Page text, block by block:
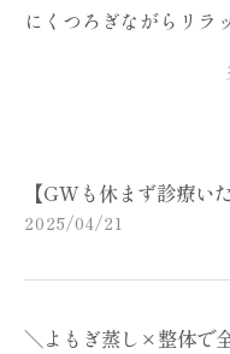
にくつろぎながらリラ
【GWも休まず診療い
2025/04/21
＼よもぎ蒸し×整体で